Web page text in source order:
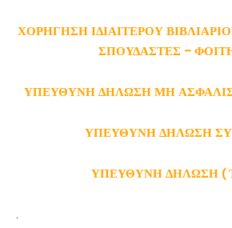
ΧΟΡΗΓΗΣΗ ΙΔΙΑΙΤΕΡΟΥ
ΣΠΟΥΔΑΣΤΕΣ –
ΥΠΕΥΘΥΝΗ ΔΗΛΩΣΗ ΜΗ
ΥΠΕΥΘΥΝΗ ΔΗΛΩΣΗ
ΥΠΕΥΘΥΝΗ ΔΗΛΩΣΗ (
.